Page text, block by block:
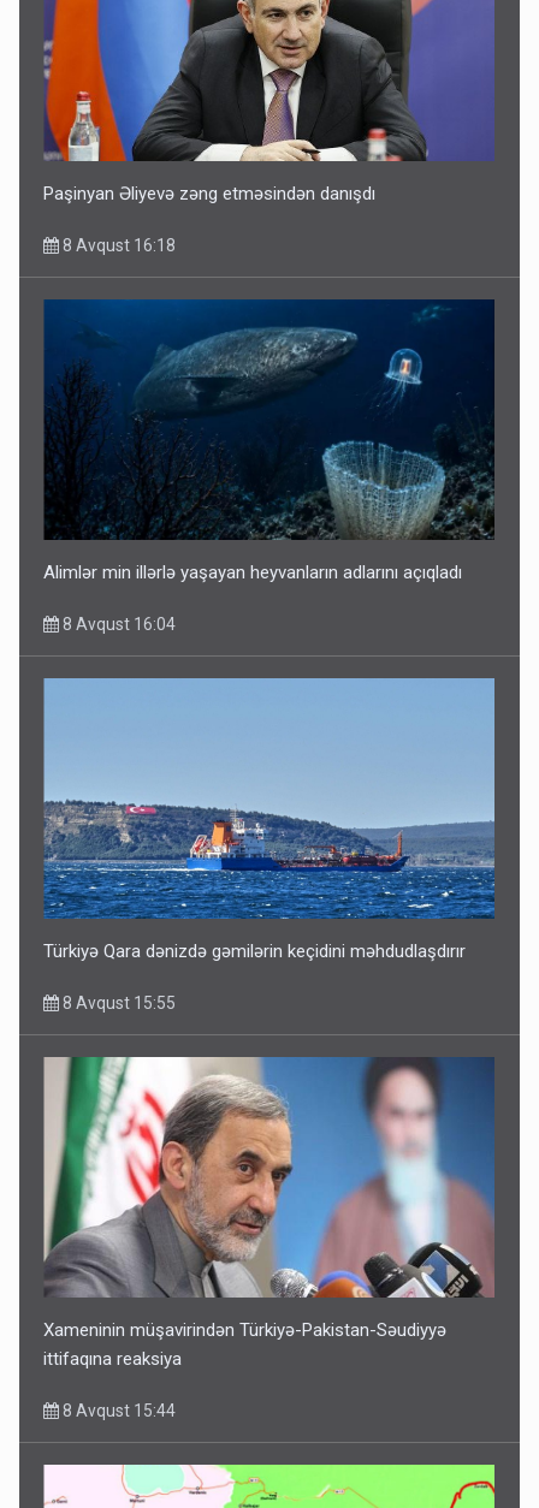
Paşinyan Əliyevə zəng etməsindən danışdı
8 Avqust 16:18
Alimlər min illərlə yaşayan heyvanların adlarını açıqladı
8 Avqust 16:04
Türkiyə Qara dənizdə gəmilərin keçidini məhdudlaşdırır
8 Avqust 15:55
Xameninin müşavirindən Türkiyə-Pakistan-Səudiyyə
ittifaqına reaksiya
8 Avqust 15:44